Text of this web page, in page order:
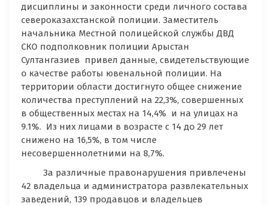
дисциплины и законности среди личного состава
североказахстанской полиции. Заместитель
начальника Местной полицейской службы ДВД
СКО подполковник полиции Арыстан
Султангазиев привел данные, свидетельствующие
о качестве работы ювенальной полиции. На
территории области достигнуто общее снижение
количества преступлений на 22,3%, совершенных
в общественных местах на 14,4% и на улицах на
9.1%. Из них лицами в возрасте с 14 до 29 лет
снижено на 16,5%, в том числе
несовершеннолетними на 8,7%.
За различные правонарушения привлечены
42 владельца и администратора развлекательных
заведений, 139 продавцов и владельцев